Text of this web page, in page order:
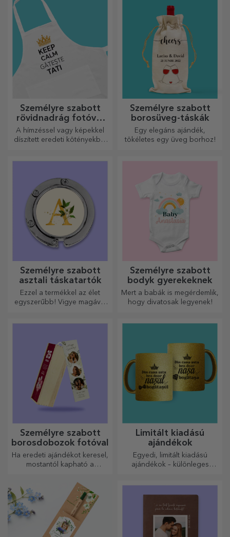
zsebpalackhoz?
adrenalin- vagy relaxációs
élményeket.
Személyre szabott
rövidnadrág fotóval
vagy hímzéssel
A hímzéssel vagy képekkel
díszített eredeti kötényekből
Személyre szabott
borosüveg-táskák
Egy elegáns ajándék,
tökéletes egy üveg borhoz!
Személyre szabott
asztali táskatartók
Ezzel a termékkel az élet
egyszerűbb! Vigye magával
Személyre szabott
bodyk gyerekeknek
Mert a babák is megérdemlik,
hogy divatosak legyenek!
Személyre szabott
borosdobozok fotóval
Ha eredeti ajándékot keresel,
mostantól kapható a
borosdoboz, amely kiváló
ajándéknak bizonyul!
Limitált kiadású
ajándékok
Egyedi, limitált kiadású
ajándékok – különleges